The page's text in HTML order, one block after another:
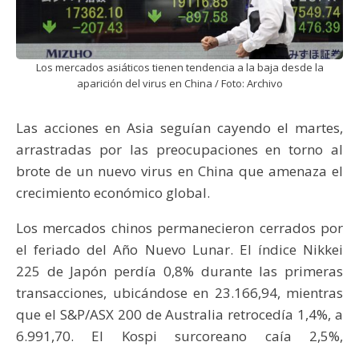
Los mercados asiáticos tienen tendencia a la baja desde la
aparición del virus en China / Foto: Archivo
Las acciones en Asia seguían cayendo el martes,
arrastradas por las preocupaciones en torno al
brote de un nuevo virus en China que amenaza el
crecimiento económico global.
Los mercados chinos permanecieron cerrados por
el feriado del Año Nuevo Lunar. El índice Nikkei
225 de Japón perdía 0,8% durante las primeras
transacciones, ubicándose en 23.166,94, mientras
que el S&P/ASX 200 de Australia retrocedía 1,4%, a
6.991,70. El Kospi surcoreano caía 2,5%,